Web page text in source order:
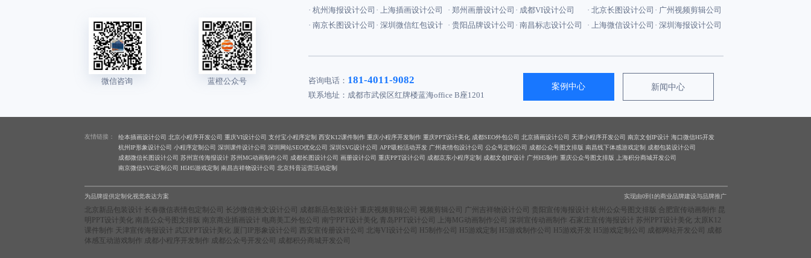
· 杭州海报设计公司
· 南京长图设计公司
· 上海插画设计公司
· 深圳微信红包设计
· 郑州画册设计公司
· 贵阳品牌设计公司
· 成都VI设计公司
· 南昌标志设计公司
· 北京长图设计公司
· 上海微信设计公司
· 广州视频剪辑公司
· 深圳海报设计公司
咨询电话： 181-4011-9082
联系地址：成都市武侯区红牌楼蓝海office B座1201
案例中心 新闻中心
友情链接： 绘本插画设计公司 北京小程序开发公司 重庆VI设计公司 支付宝小程序定制 西安K12课件制作 重庆小程序开发制作 重庆PPT设计美化 成都SEO外包公司 北京插画设计公司 天津小程序开发公司 南京文创IP设计 海口微信H5开发
杭州IP形象设计公司 小程序定制公司 深圳课件设计公司 深圳网站SEO优化公司 深圳SVG设计公司 APP吸粉活动开发 广州表情包设计公司 公众号定制公司 成都公众号图文排版 南昌线下体感游戏定制 成都包装设计公司
成都微信长图设计公司 苏州宣传海报设计 苏州MG动画制作公司 成都长图设计公司 画册设计公司 重庆PPT设计公司 成都京东小程序定制 成都文创IP设计 广州H5制作 重庆公众号图文排版
上海积分商城开发公司
南京微信SVG定制公司 H5H5游戏定制 南昌吉祥物设计公司 北京抖音运营活动定制
为品牌提供定制化视觉表达方案 实现由0到1的商业品牌建设与品牌推广
北京新品包装设计 长春微信表情包定制公司 长沙微信推文设计公司 成都新品包装设计 重庆视频剪辑公司 视频剪辑公司 广州吉祥物设计公司 贵阳宣传海报设计 杭州公众号图文排版 合肥宣传动画制作 昆
明PPT设计美化 南昌公众号图文排版 南京商业插画设计 电商美工外包公司 南宁PPT设计美化 青岛PPT设计公司 上海MG动画制作公司 深圳宣传动画制作 石家庄宣传海报设计 苏州PPT设计美化 太原K12
课件制作 天津宣传海报设计 武汉PPT设计美化 厦门IP形象设计公司 西安宣传册设计公司 北海VI设计公司 H5制作公司 H5游戏定制 H5游戏制作公司 H5游戏开发 H5游戏定制公司 成都网站开发公司
成都
体感互动游戏制作 成都小程序开发制作 成都公众号开发公司 成都积分商城开发公司